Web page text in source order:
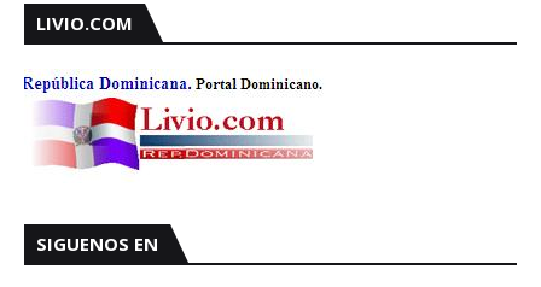
LIVIO.COM
SIGUENOS EN